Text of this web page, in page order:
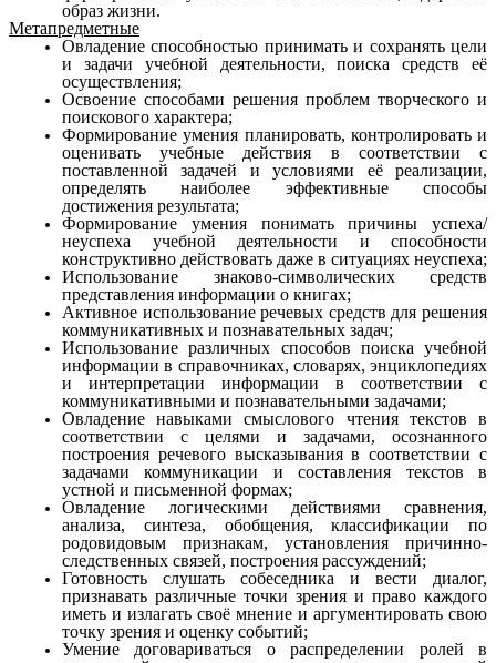
образ жизни.
Метапредметные
Овладение способностью принимать и сохранять цели
и задачи учебной деятельности, поиска средств её
осуществления;
Освоение способами решения проблем творческого и
поискового характера;
Формирование умения планировать, контролировать и
оценивать учебные действия в соответствии с
поставленной задачей и условиями её реализации,
определять наиболее эффективные способы
достижения результата;
Формирование умения понимать причины успеха/
неуспеха учебной деятельности и способности
конструктивно действовать даже в ситуациях неуспеха;
Использование знаково-символических средств
представления информации о книгах;
Активное использование речевых средств для решения
коммуникативных и познавательных задач;
Использование различных способов поиска учебной
информации в справочниках, словарях, энциклопедиях
и интерпретации информации в соответствии с
коммуникативными и познавательными задачами;
Овладение навыками смыслового чтения текстов в
соответствии с целями и задачами, осознанного
построения речевого высказывания в соответствии с
задачами коммуникации и составления текстов в
устной и письменной формах;
Овладение логическими действиями сравнения,
анализа, синтеза, обобщения, классификации по
родовидовым признакам, установления причинно-
следственных связей, построения рассуждений;
Готовность слушать собеседника и вести диалог,
признавать различные точки зрения и право каждого
иметь и излагать своё мнение и аргументировать свою
точку зрения и оценку событий;
Умение договариваться о распределении ролей в